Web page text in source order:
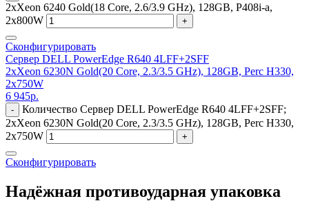
2xXeon 6240 Gold(18 Core, 2.6/3.9 GHz), 128GB, P408i-a,
2x800W
+
Сконфигурировать
Сервер DELL PowerEdge R640 4LFF+2SFF
2xXeon 6230N Gold(20 Core, 2.3/3.5 GHz), 128GB, Perc H330,
2x750W
6 945р.
-
Количество Сервер DELL PowerEdge R640 4LFF+2SFF;
2xXeon 6230N Gold(20 Core, 2.3/3.5 GHz), 128GB, Perc H330,
2x750W
+
Сконфигурировать
Надёжная противоударная упаковка